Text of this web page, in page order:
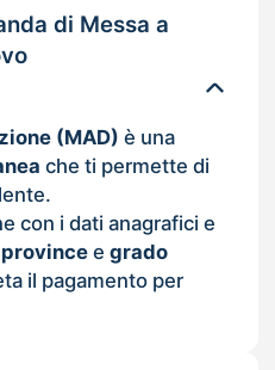
di Messa a
(MAD) è una
che ti permette di
con i dati anagrafici e
provincee grado
il pagamento per